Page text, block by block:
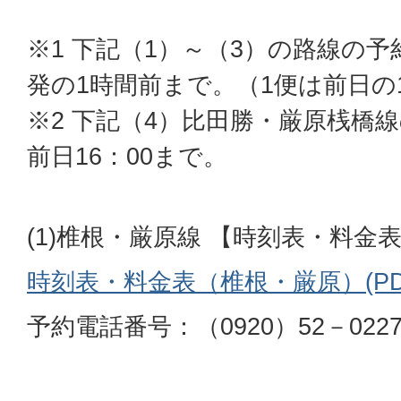
※1 下記（1）～（3）の路線の予
発の1時間前まで。（1便は前日
※2 下記（4）比田勝・厳原桟橋
前日16：00まで。
(1)椎根・厳原線 【時刻表・料金
時刻表・料金表（椎根・厳原）
予約電話番号：（0920）52－